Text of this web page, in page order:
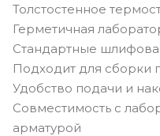
Толстостенное
Герметичная
Стандартные
Подходит для сборки
Удобство подачи и
Совместимость с
арматурой